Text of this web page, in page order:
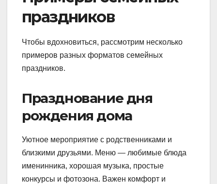
праздников
Чтобы вдохновиться, рассмотрим несколько
примеров разных форматов семейных
праздников.
Празднование дня
рождения дома
Уютное мероприятие с родственниками и
близкими друзьями. Меню — любимые блюда
именинника, хорошая музыка, простые
конкурсы и фотозона. Важен комфорт и